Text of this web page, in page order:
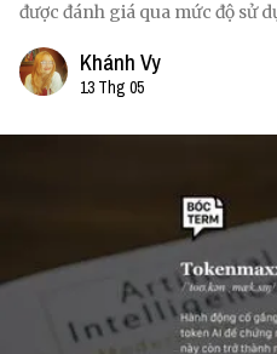
được đánh giá qua mức độ sử
Khánh Vy
13 Thg 05